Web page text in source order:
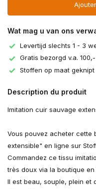
Wat mag u van ons
Levertijd slechts 1 - 3
Gratis bezorgd v.a. 100,-
Stoffen op maat geknipt
Description du produit
Imitation cuir sauvage
Vous pouvez acheter cette
extensible" en ligne sur
Commandez ce tissu
très doux via la boutique en
Il est beau, souple, plein et